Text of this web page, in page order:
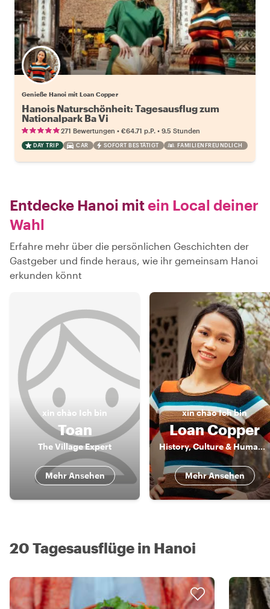
Genieße Hanoi mit Loan Copper
Hanois Naturschönheit: Tagesausflug zum
Nationalpark Ba Vi
271 Bewertungen • €64.71 p.P. • 9.5 Stunden
DAY TRIP CAR SOFORT BESTÄTIGT FAMILIENFREUNDLICH
Entdecke Hanoi mitein Local deiner
Wahl
Erfahre mehr über die persönlichen Geschichten der
Gastgeber und finde heraus, wie ihr gemeinsam Hanoi
erkunden könnt
xin chào Ich bin
Toan
The Village Expert
Mehr Ansehen
xin chàoIch bin
Loan Copper
History, Culture & Human Stories of Vietnam
Mehr Ansehen
20 Tagesausflüge in Hanoi